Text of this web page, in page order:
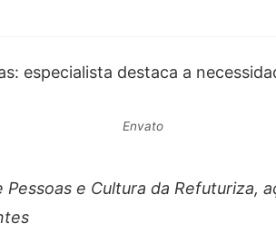
Envato
Pessoas e Cultura da Refuturiza,